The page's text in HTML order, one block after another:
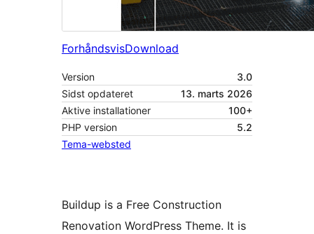
ForhåndsvisDownload
Version
3.0
Sidst opdateret
13. marts 2026
Aktive installationer
100+
PHP version
5.2
Tema-websted
Buildup is a Free Construction
Renovation WordPress Theme. It is